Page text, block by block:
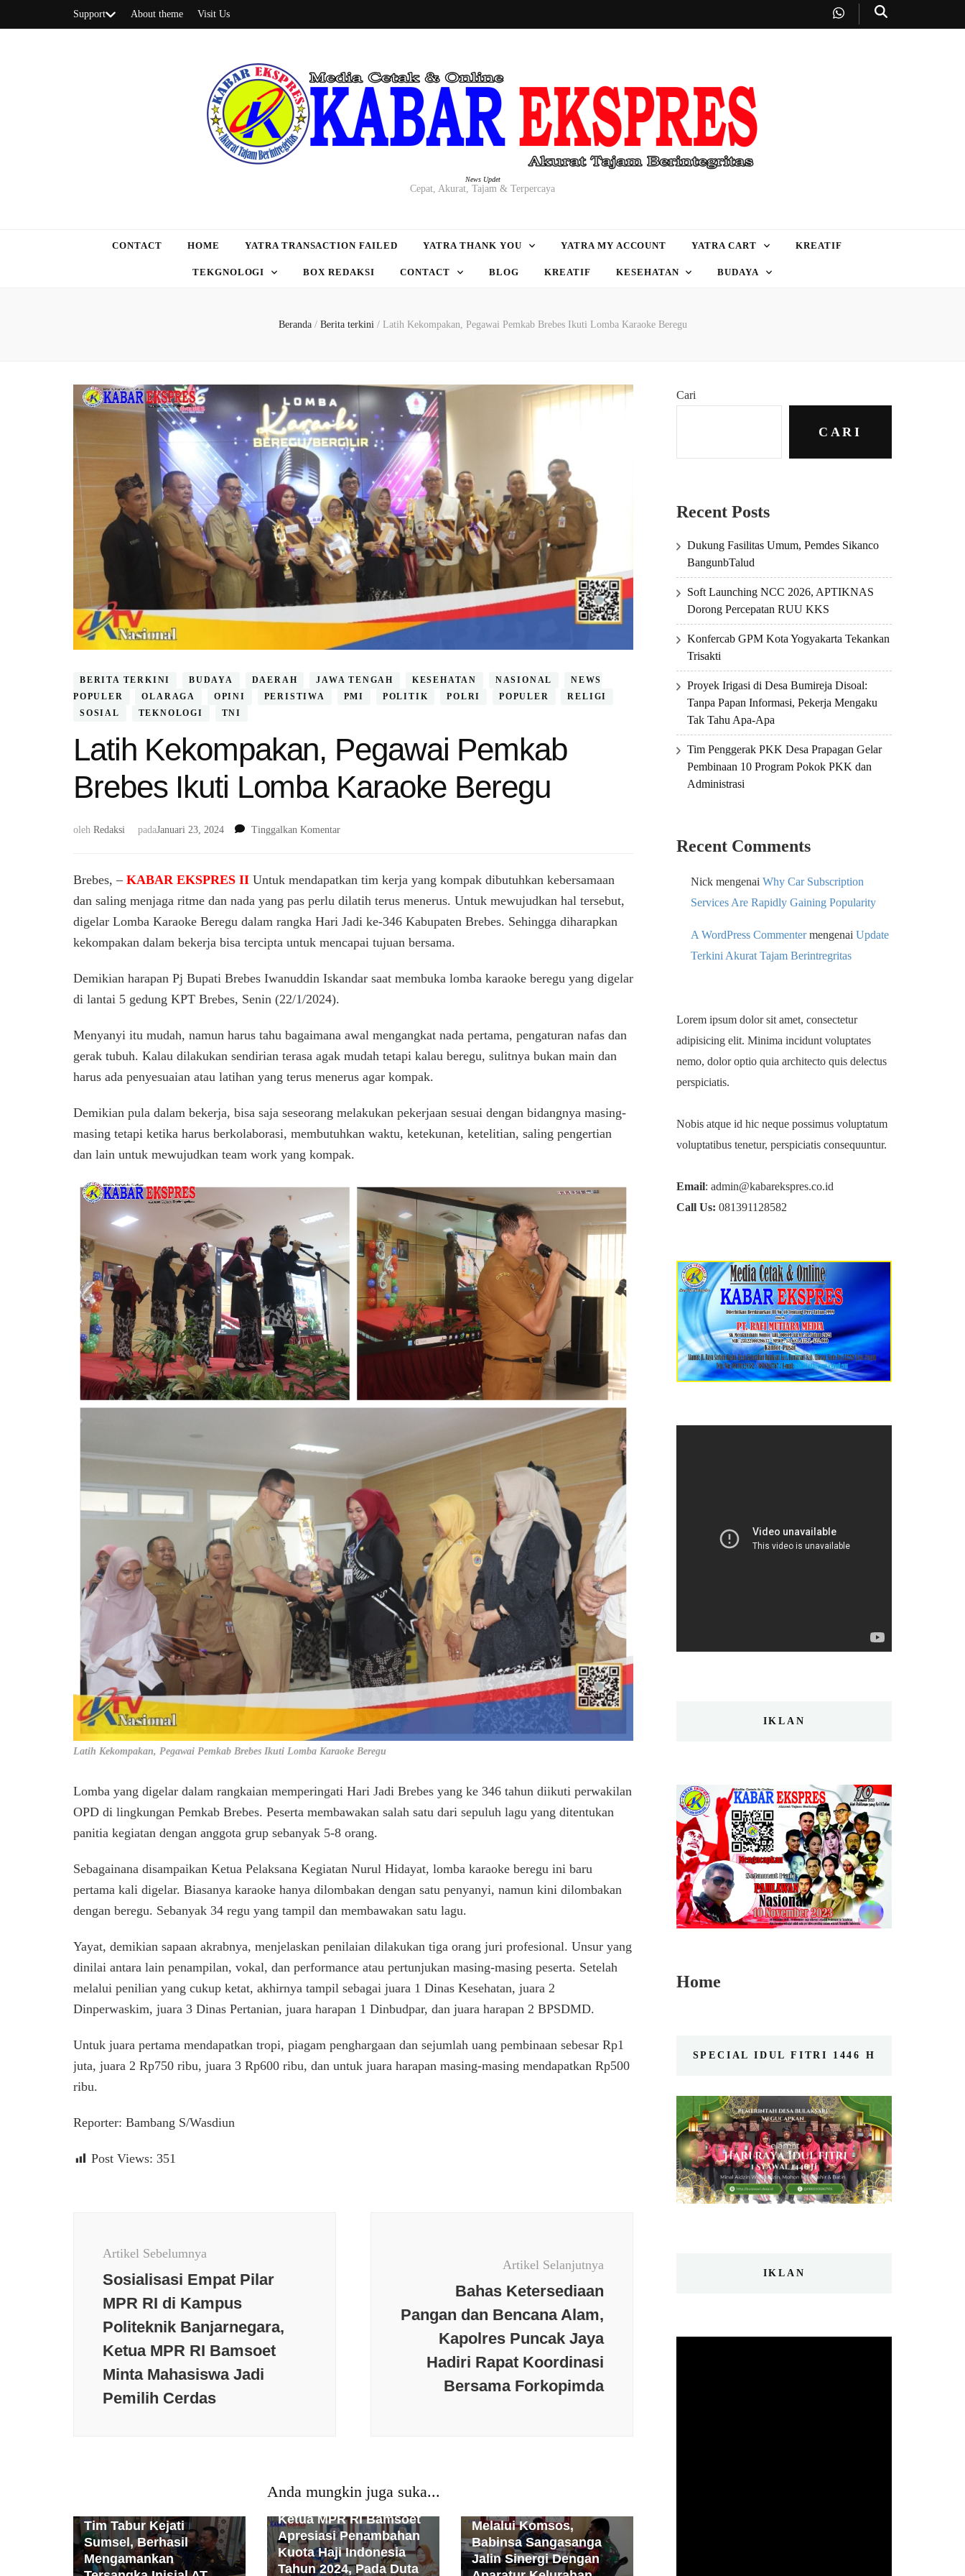
Support About theme Visit Us
News Updet
Cepat, Akurat, Tajam & Terpercaya
CONTACT HOME YATRA TRANSACTION FAILED YATRA THANK YOU YATRA MY ACCOUNT YATRA CART KREATIF
TEKGNOLOGI BOX REDAKSI CONTACT BLOG KREATIF KESEHATAN BUDAYA
Beranda / Berita terkini / Latih Kekompakan, Pegawai Pemkab Brebes Ikuti Lomba Karaoke Beregu
BERITA TERKINI BUDAYA DAERAH JAWA TENGAH KESEHATAN NASIONAL
NEWS
POPULER
OLARAGA OPINI PERISTIWA PMI POLITIK POLRI POPULER
RELIGI
SOSIAL
TEKNOLOGI TNI
Latih Kekompakan, Pegawai Pemkab
Brebes Ikuti Lomba Karaoke Beregu
oleh Redaksi padaJanuari 23, 2024 Tinggalkan Komentarpada
Pegawai
Brebes
Ikuti
Karaoke
Brebes, – KABAR EKSPRES II Untuk mendapatkan tim kerja yang kompak dibutuhkan kebersamaan
dan saling menjaga ritme dan nada yang pas perlu dilatih terus menerus. Untuk mewujudkan hal tersebut,
digelar Lomba Karaoke Beregu dalam rangka Hari Jadi ke-346 Kabupaten Brebes. Sehingga diharapkan
kekompakan dalam bekerja bisa tercipta untuk mencapai tujuan bersama.
Demikian harapan Pj Bupati Brebes Iwanuddin Iskandar saat membuka lomba karaoke beregu yang digelar
di lantai 5 gedung KPT Brebes, Senin (22/1/2024).
Menyanyi itu mudah, namun harus tahu bagaimana awal mengangkat nada pertama, pengaturan nafas dan
gerak tubuh. Kalau dilakukan sendirian terasa agak mudah tetapi kalau beregu, sulitnya bukan main dan
harus ada penyesuaian atau latihan yang terus menerus agar kompak.
Demikian pula dalam bekerja, bisa saja seseorang melakukan pekerjaan sesuai dengan bidangnya masing-
masing tetapi ketika harus berkolaborasi, membutuhkan waktu, ketekunan, ketelitian, saling pengertian
dan lain untuk mewujudkan team work yang kompak.
Latih Kekompakan, Pegawai Pemkab Brebes Ikuti Lomba Karaoke Beregu
Lomba yang digelar dalam rangkaian memperingati Hari Jadi Brebes yang ke 346 tahun diikuti perwakilan
OPD di lingkungan Pemkab Brebes. Peserta membawakan salah satu dari sepuluh lagu yang ditentukan
panitia kegiatan dengan anggota grup sebanyak 5-8 orang.
Sebagainana disampaikan Ketua Pelaksana Kegiatan Nurul Hidayat, lomba karaoke beregu ini baru
pertama kali digelar. Biasanya karaoke hanya dilombakan dengan satu penyanyi, namun kini dilombakan
dengan beregu. Sebanyak 34 regu yang tampil dan membawakan satu lagu.
Yayat, demikian sapaan akrabnya, menjelaskan penilaian dilakukan tiga orang juri profesional. Unsur yang
dinilai antara lain penampilan, vokal, dan performance atau pertunjukan masing-masing peserta. Setelah
melalui penilian yang cukup ketat, akhirnya tampil sebagai juara 1 Dinas Kesehatan, juara 2
Dinperwaskim, juara 3 Dinas Pertanian, juara harapan 1 Dinbudpar, dan juara harapan 2 BPSDMD.
Untuk juara pertama mendapatkan tropi, piagam penghargaan dan sejumlah uang pembinaan sebesar Rp1
juta, juara 2 Rp750 ribu, juara 3 Rp600 ribu, dan untuk juara harapan masing-masing mendapatkan Rp500
ribu.
Reporter: Bambang S/Wasdiun
Post Views: 351
Artikel Sebelumnya
Sosialisasi Empat Pilar
MPR RI di Kampus
Politeknik Banjarnegara,
Ketua MPR RI Bamsoet
Minta Mahasiswa Jadi
Pemilih Cerdas
Artikel Selanjutnya
Bahas Ketersediaan
Pangan dan Bencana Alam,
Kapolres Puncak Jaya
Hadiri Rapat Koordinasi
Bersama Forkopimda
Anda mungkin juga suka...
Berita terkini Budaya
Tim Tabur Kejati
Sumsel, Berhasil
Mengamankan
Religi Sosial Teknologi TNI
Ketua MPR RI Bamsoet
Apresiasi Penambahan
Kuota Haji Indonesia
Tahun 2024, Pada Duta
Melalui Komsos,
Babinsa Sangasanga
Jalin Sinergi Dengan
Cari
CARI
Recent Posts
Dukung Fasilitas Umum, Pemdes Sikanco
BangunbTalud
Soft Launching NCC 2026, APTIKNAS
Dorong Percepatan RUU KKS
Konfercab GPM Kota Yogyakarta Tekankan
Trisakti
Proyek Irigasi di Desa Bumireja Disoal:
Tanpa Papan Informasi, Pekerja Mengaku
Tak Tahu Apa-Apa
Tim Penggerak PKK Desa Prapagan Gelar
Pembinaan 10 Program Pokok PKK dan
Administrasi
Recent Comments
Nick mengenai Why Car Subscription
Services Are Rapidly Gaining Popularity
A WordPress Commentermengenai Update
Terkini Akurat Tajam Berintregritas
Lorem ipsum dolor sit amet, consectetur
adipisicing elit. Minima incidunt voluptates
nemo, dolor optio quia architecto quis delectus
perspiciatis.
Nobis atque id hic neque possimus voluptatum
voluptatibus tenetur, perspiciatis consequuntur.
Email: admin@kabarekspres.co.id
Call Us: 081391128582
IKLAN
Home
SPECIAL IDUL FITRI 1446 H
IKLAN